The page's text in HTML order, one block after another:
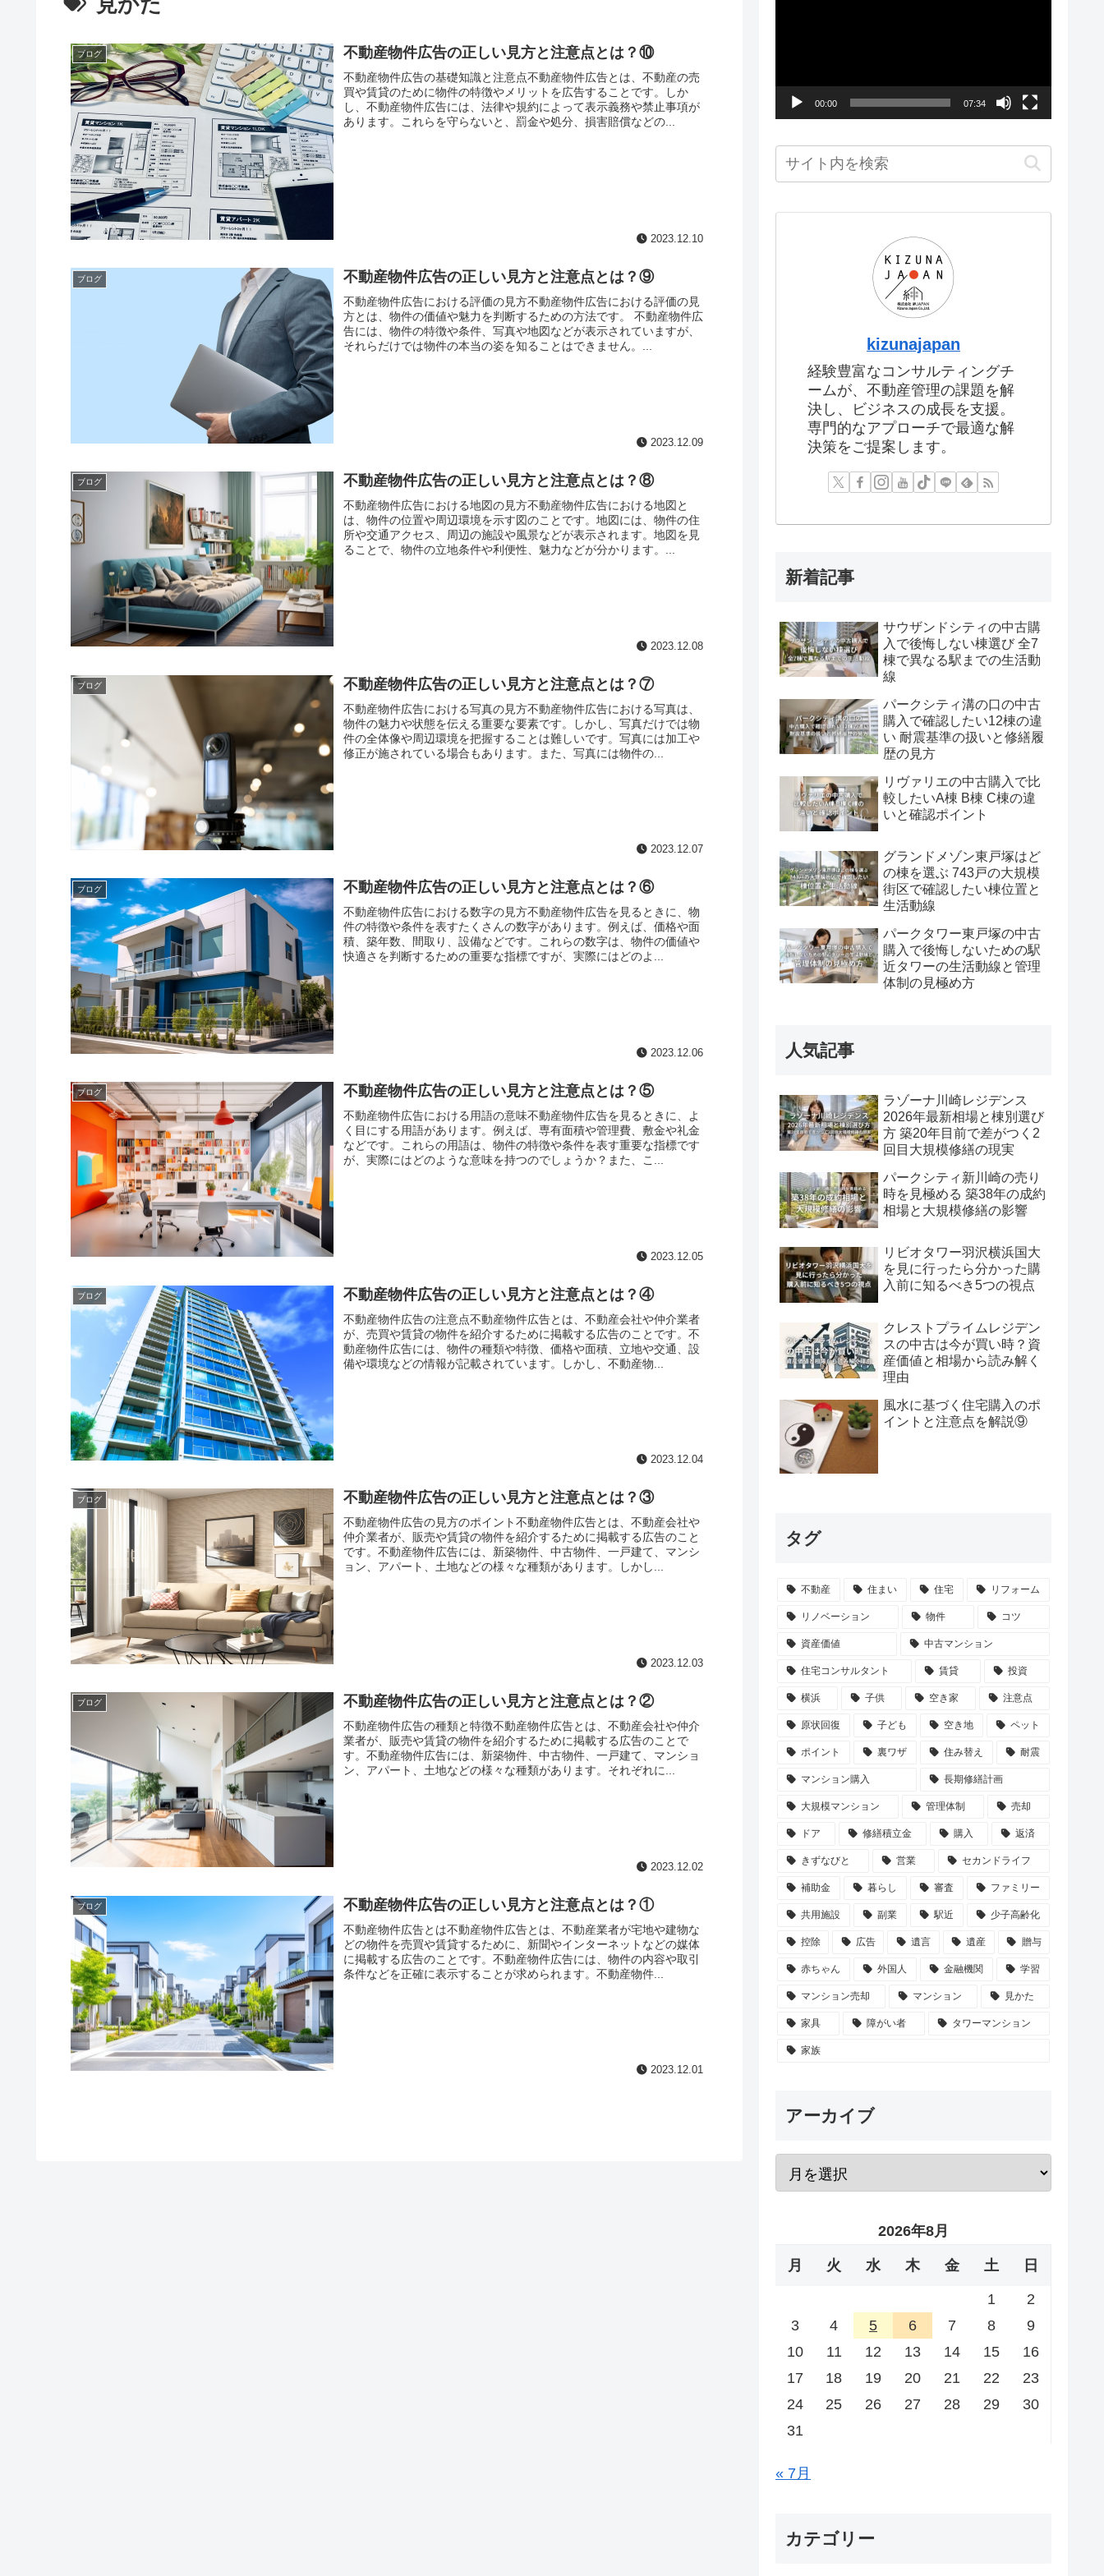
ブログ 不動産物件広告の正しい見方と注意点とは？⑩
不動産物件広告の基礎知識と注意点不動産物件広告とは、不動産の売
買や賃貸のために物件の特徴やメリットを広告することです。しか
し、不動産物件広告には、法律や規約によって表示義務や禁止事項が
あります。これらを守らないと、罰金や処分、損害賠償などの...
2023.12.10
ブログ 不動産物件広告の正しい見方と注意点とは？⑨
不動産物件広告における評価の見方不動産物件広告における評価の見
方とは、物件の価値や魅力を判断するための方法です。 不動産物件広
告には、物件の特徴や条件、写真や地図などが表示されていますが、
それらだけでは物件の本当の姿を知ることはできません。...
2023.12.09
ブログ 不動産物件広告の正しい見方と注意点とは？⑧
不動産物件広告における地図の見方不動産物件広告における地図と
は、物件の位置や周辺環境を示す図のことです。地図には、物件の住
所や交通アクセス、周辺の施設や風景などが表示されます。地図を見
ることで、物件の立地条件や利便性、魅力などが分かります。...
2023.12.08
ブログ 不動産物件広告の正しい見方と注意点とは？⑦
不動産物件広告における写真の見方不動産物件広告における写真は、
物件の魅力や状態を伝える重要な要素です。しかし、写真だけでは物
件の全体像や周辺環境を把握することは難しいです。写真には加工や
修正が施されている場合もあります。また、写真には物件の...
2023.12.07
ブログ 不動産物件広告の正しい見方と注意点とは？⑥
不動産物件広告における数字の見方不動産物件広告を見るときに、物
件の特徴や条件を表すたくさんの数字があります。例えば、価格や面
積、築年数、間取り、設備などです。これらの数字は、物件の価値や
快適さを判断するための重要な指標ですが、実際にはどのよ...
2023.12.06
ブログ 不動産物件広告の正しい見方と注意点とは？⑤
不動産物件広告における用語の意味不動産物件広告を見るときに、よ
く目にする用語があります。例えば、専有面積や管理費、敷金や礼金
などです。これらの用語は、物件の特徴や条件を表す重要な指標です
が、実際にはどのような意味を持つのでしょうか？また、こ...
2023.12.05
ブログ 不動産物件広告の正しい見方と注意点とは？④
不動産物件広告の注意点不動産物件広告とは、不動産会社や仲介業者
が、売買や賃貸の物件を紹介するために掲載する広告のことです。不
動産物件広告には、物件の種類や特徴、価格や面積、立地や交通、設
備や環境などの情報が記載されています。しかし、不動産物...
2023.12.04
ブログ 不動産物件広告の正しい見方と注意点とは？③
不動産物件広告の見方のポイント不動産物件広告とは、不動産会社や
仲介業者が、販売や賃貸の物件を紹介するために掲載する広告のこと
です。不動産物件広告には、新築物件、中古物件、一戸建て、マンシ
ョン、アパート、土地などの様々な種類があります。しかし...
2023.12.03
ブログ 不動産物件広告の正しい見方と注意点とは？②
不動産物件広告の種類と特徴不動産物件広告とは、不動産会社や仲介
業者が、販売や賃貸の物件を紹介するために掲載する広告のことで
す。不動産物件広告には、新築物件、中古物件、一戸建て、マンショ
ン、アパート、土地などの様々な種類があります。それぞれに...
2023.12.02
ブログ 不動産物件広告の正しい見方と注意点とは？①
不動産物件広告とは不動産物件広告とは、不動産業者が宅地や建物な
どの物件を売買や賃貸するために、新聞やインターネットなどの媒体
に掲載する広告のことです。不動産物件広告には、物件の内容や取引
条件などを正確に表示することが求められます。不動産物件...
2023.12.01
00:00 07:34
kizunajapan
経験豊富なコンサルティングチ
ームが、不動産管理の課題を解
決し、ビジネスの成長を支援。
専門的なアプローチで最適な解
決策をご提案します。
新着記事
サウザンドシティの中古購
入で後悔しない棟選び 全7
棟で異なる駅までの生活動
線
パークシティ溝の口の中古
購入で確認したい12棟の違
い 耐震基準の扱いと修繕履
歴の見方
リヴァリエの中古購入で比
較したいA棟 B棟 C棟の違
いと確認ポイント
グランドメゾン東戸塚はど
の棟を選ぶ 743戸の大規模
街区で確認したい棟位置と
生活動線
パークタワー東戸塚の中古
購入で後悔しないための駅
近タワーの生活動線と管理
体制の見極め方
人気記事
ラゾーナ川崎レジデンス
2026年最新相場と棟別選び
方 築20年目前で差がつく2
回目大規模修繕の現実
パークシティ新川崎の売り
時を見極める 築38年の成約
相場と大規模修繕の影響
リビオタワー羽沢横浜国大
を見に行ったら分かった購
入前に知るべき5つの視点
クレストプライムレジデン
スの中古は今が買い時？資
産価値と相場から読み解く
理由
風水に基づく住宅購入のポ
イントと注意点を解説⑨
タグ
不動産 住まい 住宅 リフォーム
リノベーション 物件 コツ
資産価値 中古マンション
住宅コンサルタント 賃貸 投資
横浜 子供 空き家 注意点
原状回復 子ども 空き地 ペット
ポイント 裏ワザ 住み替え 耐震
マンション購入 長期修繕計画
大規模マンション 管理体制 売却
ドア 修繕積立金 購入 返済
きずなびと 営業 セカンドライフ
補助金 暮らし 審査 ファミリー
共用施設 副業 駅近 少子高齢化
控除 広告 遺言 遺産 贈与
赤ちゃん 外国人 金融機関 学習
マンション売却 マンション 見かた
家具 障がい者 タワーマンション
家族
アーカイブ
2026年8月
月 火 水 木 金 土 日
1
2
3
4 5 6 7 8
9
10
11 12 13 14 15
16
17
18 19 20 21 22
23
24
25 26 27 28 29
30
31
« 7月
カテゴリー